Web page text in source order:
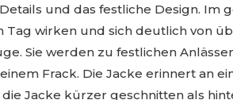
und das festliche Design. Im
Tag wirken und sich deutlich von
Sie werden zu festlichen
Frack. Die Jacke erinnert an
Jacke kürzer geschnitten als